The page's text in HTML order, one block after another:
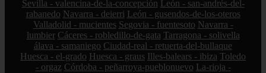
Sevilla - valencina-de-la-concepción León - san-andrés-del-
rabanedo Navarra - deierri León - gusendos-de-los-oteros
Valladolid - mucientes Segovia - fuentesoto Navarra -
lumbier Cáceres - robledillo-de-gata Tarragona - solivella
álava - samaniego Ciudad-real - retuerta-del-bullaque
Huesca - el-grado Huesca - graus Illes-balears - ibiza Toledo
- orgaz Córdoba - peñarroya-pueblonuevo La-rioja -